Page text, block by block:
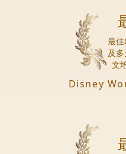
最
及
文
Disney